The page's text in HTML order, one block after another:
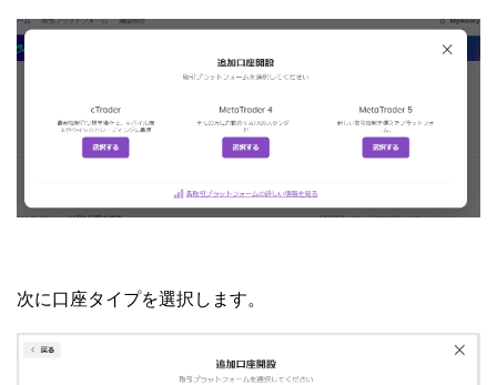
次に口座タイプを選択します。